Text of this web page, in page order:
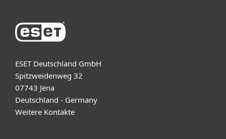
ESET Deutschland GmbH
Spitzweidenweg 32
07743 Jena
Deutschland - Germany
Weitere Kontakte